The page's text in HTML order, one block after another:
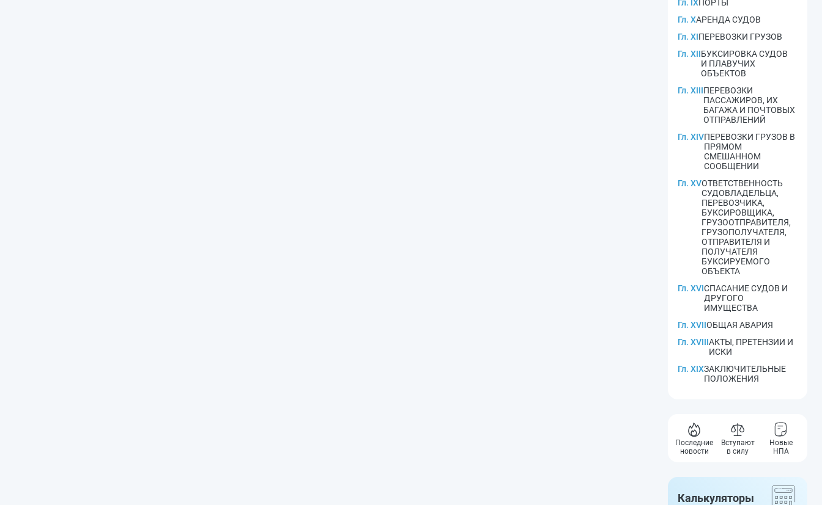
Гл. IXПОРТЫ
Гл. XАРЕНДА СУДОВ
Гл. XIПЕРЕВОЗКИ ГРУЗОВ
Гл. XIIБУКСИРОВКА СУДОВ
И ПЛАВУЧИХ
ОБЪЕКТОВ
Гл. XIIIПЕРЕВОЗКИ
ПАССАЖИРОВ, ИХ
БАГАЖА И ПОЧТОВЫХ
ОТПРАВЛЕНИЙ
Гл. XIVПЕРЕВОЗКИ ГРУЗОВ В
ПРЯМОМ
СМЕШАННОМ
СООБЩЕНИИ
Гл. XVОТВЕТСТВЕННОСТЬ
СУДОВЛАДЕЛЬЦА,
ПЕРЕВОЗЧИКА,
БУКСИРОВЩИКА,
ГРУЗООТПРАВИТЕЛЯ,
ГРУЗОПОЛУЧАТЕЛЯ,
ОТПРАВИТЕЛЯ И
ПОЛУЧАТЕЛЯ
БУКСИРУЕМОГО
ОБЪЕКТА
Гл. XVIСПАСАНИЕ СУДОВ И
ДРУГОГО
ИМУЩЕСТВА
Гл. XVIIОБЩАЯ АВАРИЯ
Гл. XVIIIАКТЫ, ПРЕТЕНЗИИ И
ИСКИ
Гл. XIXЗАКЛЮЧИТЕЛЬНЫЕ
ПОЛОЖЕНИЯ
Последние
новости
Вступают
в силу
Новые
НПА
Калькуляторы